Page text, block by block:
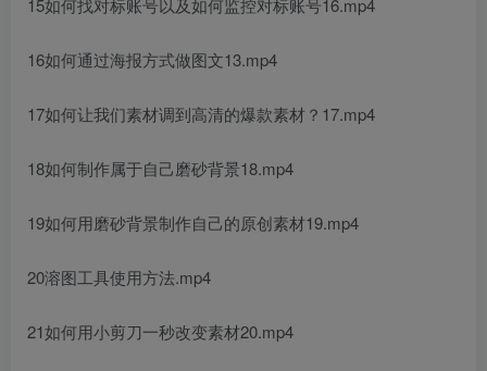
16如何通过海报方式做图文13.mp4
17如何让我们素材调到高清的爆款素材？17.mp4
18如何制作属于自己磨砂背景18.mp4
19如何用磨砂背景制作自己的原创素材19.mp4
20溶图工具使用方法.mp4
21如何用小剪刀一秒改变素材20.mp4